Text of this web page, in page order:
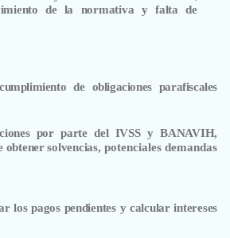
de la normativa y faltade
de obligaciones parafiscales
por parte del IVSS y BANAVIH,
obtener solvencias, potenciales demandas
los pagos pendientes y calcular intereses